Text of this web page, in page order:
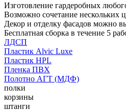
Изготовление гардеробных
Возможно сочетание нескольких
Декор и отделку фасадов можно
Бесплатная сборка в течение 5
ЛДСП
Пластик Alvic Luxe
Пластик HPL
Пленка ПВХ
Полотно АГТ (МДФ)
полки
корзины
штанги